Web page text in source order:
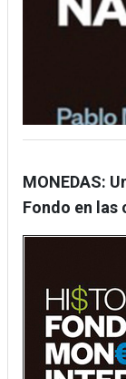
MONEDAS:
Fondo en las